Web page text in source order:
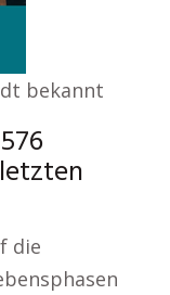
bekannt
die